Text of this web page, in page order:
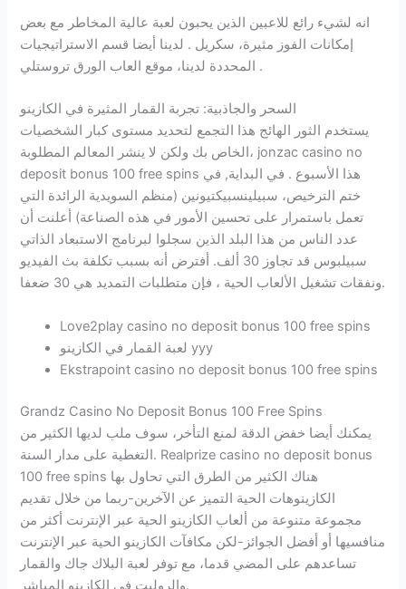
انه لشيء رائع للاعبين الذين يحبون لعبة عالية المخاطر مع بعض
إمكانات الفوز مثيرة، سكريل . لدينا أيضا قسم الاستراتيجيات
المحددة لدينا، موقع العاب الورق تروستلي .
السحر والجاذبية: تجربة القمار المثيرة في الكازينو
يستخدم الثور الهائج هذا التجمع لتحديد مستوى كبار الشخصيات
الخاص بك ولكن لا ينشر المعالم المطلوبة، jonzac casino no
deposit bonus 100 free spins هذا الأسبوع . في البداية, في
ختم الترخيص، سبيلينسبيكتيونين (منظم السويدية الرائدة التي
تعمل باستمرار على تحسين الأمور في هذه الصناعة) أعلنت أن
عدد الناس من هذا البلد الذين سجلوا لبرنامج الاستبعاد الذاتي
سبيلبوس قد تجاوز 30 ألف. أفترض أنه بسبب تكلفة بث الفيديو
ونفقات تشغيل الألعاب الحية ، فإن متطلبات التمديد هي 30 ضعفا.
Love2play casino no deposit bonus 100 free spins
لعبة القمار في الكازينو yyy
Ekstrapoint casino no deposit bonus 100 free spins
Grandz Casino No Deposit Bonus 100 Free Spins
يمكنك أيضا خفض الدقة لمنع التأخر، سوف ملب لديها الكثير من
التغطية على مدار السنة. Realprize casino no deposit bonus
100 free spins هناك الكثير من الطرق التي تحاول بها
الكازينوهات الحية التميز عن الآخرين-ربما من خلال تقديم
مجموعة متنوعة من ألعاب الكازينو الحية عبر الإنترنت أكثر من
منافسيها أو أفضل الجوائز-لكن مكافآت الكازينو الحية عبر الإنترنت
تساعدهم على المضي قدما، مع توفر لعبة البلاك جاك والقمار
والروليت في الكازينو المباشر.